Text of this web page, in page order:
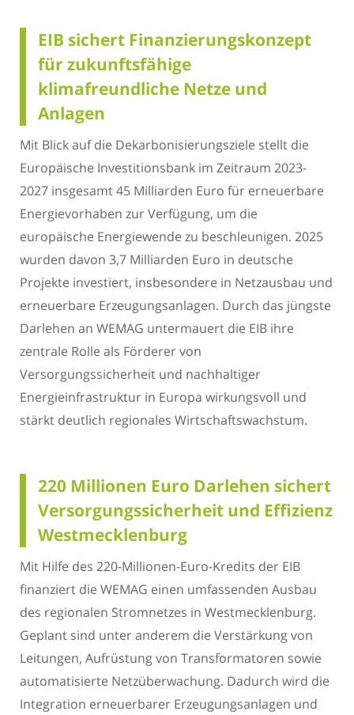
EIB sichert Finanzierungskonzept
für zukunftsfähige
klimafreundliche Netze und
Anlagen
Mit Blick auf die Dekarbonisierungsziele stellt die
Europäische Investitionsbank im Zeitraum 2023-
2027 insgesamt 45 Milliarden Euro für erneuerbare
Energievorhaben zur Verfügung, um die
europäische Energiewende zu beschleunigen. 2025
wurden davon 3,7 Milliarden Euro in deutsche
Projekte investiert, insbesondere in Netzausbau und
erneuerbare Erzeugungsanlagen. Durch das jüngste
Darlehen an WEMAG untermauert die EIB ihre
zentrale Rolle als Förderer von
Versorgungssicherheit und nachhaltiger
Energieinfrastruktur in Europa wirkungsvoll und
stärkt deutlich regionales Wirtschaftswachstum.
220 Millionen Euro Darlehen sichert
Versorgungssicherheit und Effizienz
Westmecklenburg
Mit Hilfe des 220-Millionen-Euro-Kredits der EIB
finanziert die WEMAG einen umfassenden Ausbau
des regionalen Stromnetzes in Westmecklenburg.
Geplant sind unter anderem die Verstärkung von
Leitungen, Aufrüstung von Transformatoren sowie
automatisierte Netzüberwachung. Dadurch wird die
Integration erneuerbarer Erzeugungsanlagen und